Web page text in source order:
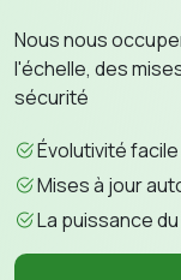
Nous nous
l'échelle, des
sécurité
Évolutivité facile
Mises à jour
La puissance